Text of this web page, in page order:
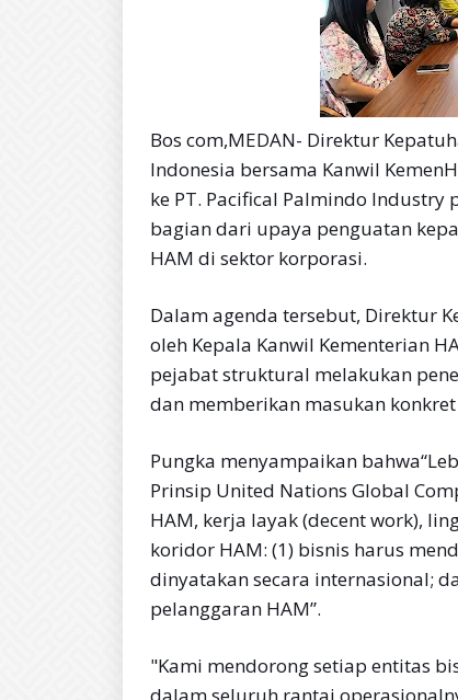
Bos com,MEDAN- Direktur
Indonesia bersama Kanwil
ke PT. Pacifical Palmindo
bagian dari upaya penguatan
HAM di sektor korporasi.
Dalam agenda tersebut, Direktur
oleh Kepala Kanwil Kementerian
pejabat struktural melakukan
dan memberikan masukan
Pungka menyampaikan
Prinsip United Nations Global
HAM, kerja layak (decent work),
koridor HAM: (1) bisnis harus
dinyatakan secara internasional;
pelanggaran HAM”.
"Kami mendorong setiap entitas